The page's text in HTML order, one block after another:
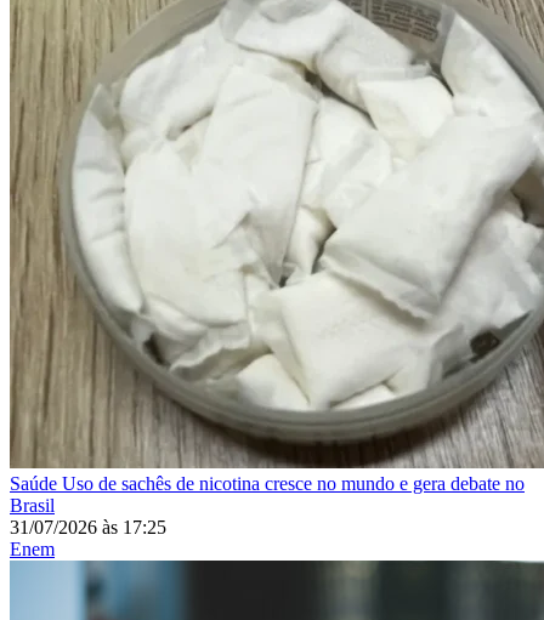
Saúde Uso de sachês de nicotina cresce no mundo e gera debate no
Brasil
31/07/2026 às 17:25
Enem